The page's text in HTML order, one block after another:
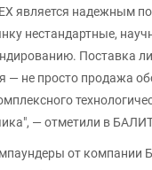
является надежным
нестандартные,
Поставка
— не просто продажа
— отметили в
от компании